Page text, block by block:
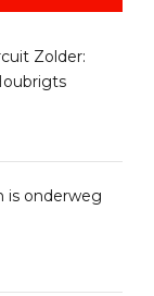
Zolder:
is onderweg